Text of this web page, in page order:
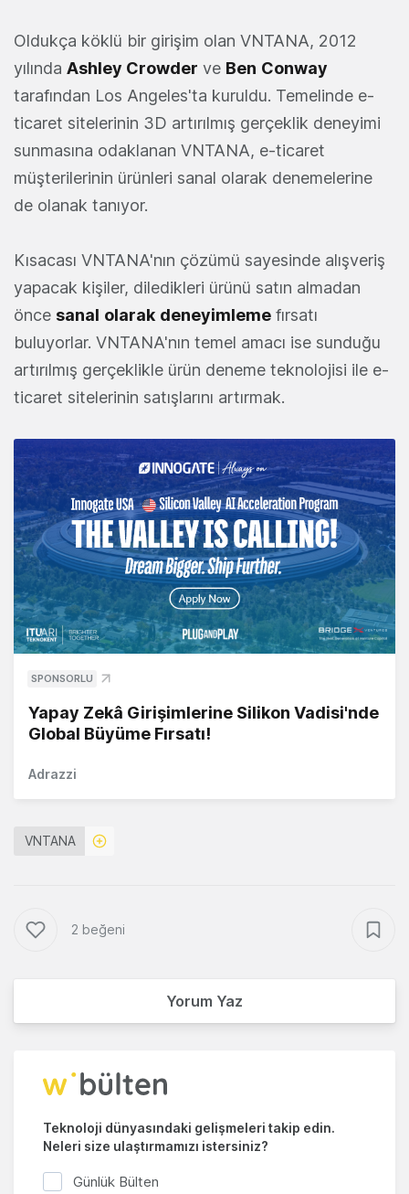
Oldukça köklü bir girişim olan VNTANA, 2012
yılında Ashley Crowder ve Ben Conway
tarafından Los Angeles'ta kuruldu. Temelinde e-
ticaret sitelerinin 3D artırılmış gerçeklik deneyimi
sunmasına odaklanan VNTANA, e-ticaret
müşterilerinin ürünleri sanal olarak denemelerine
de olanak tanıyor.
Kısacası VNTANA'nın çözümü sayesinde alışveriş
yapacak kişiler, diledikleri ürünü satın almadan
önce sanal olarak deneyimleme fırsatı
buluyorlar. VNTANA'nın temel amacı ise sunduğu
artırılmış gerçeklikle ürün deneme teknolojisi ile e-
ticaret sitelerinin satışlarını artırmak.
SPONSORLU
Yapay Zekâ Girişimlerine Silikon Vadisi'nde
Global Büyüme Fırsatı!
Adrazzi
VNTANA
2 beğeni
Yorum Yaz
Teknoloji dünyasındaki gelişmeleri takip edin.
Neleri size ulaştırmamızı istersiniz?
Günlük Bülten